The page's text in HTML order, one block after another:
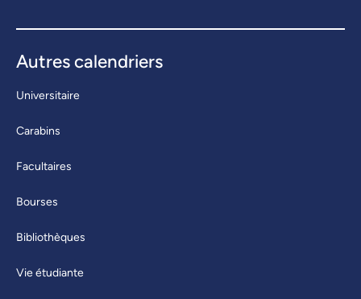
Autres calendriers
Universitaire
Carabins
Facultaires
Bourses
Bibliothèques
Vie étudiante